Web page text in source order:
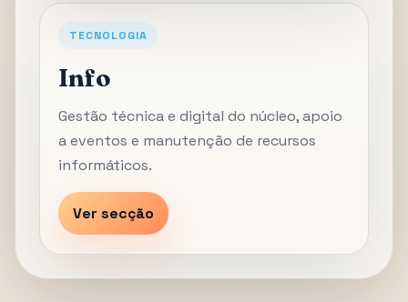
TECNOLOGIA
Info
Gestão técnica e digital do núcleo, apoio
a eventos e manutenção de recursos
informáticos.
Ver secção